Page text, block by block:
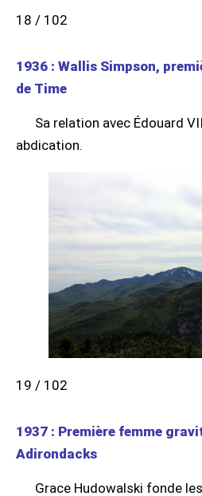
18 / 102
1936 : Wallis Simpson,
de Time
Sa relation avec Édouard
abdication.
19 / 102
1937 : Première femme
Adirondacks
Grace Hudowalski fonde